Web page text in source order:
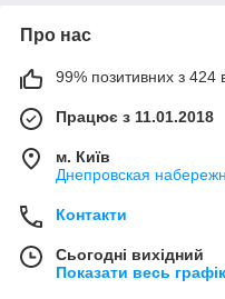
Про нас
99% позитивних з 424
Працює з 11.01.2018
м. Київ
Днепровская
Контакти
Сьогодні вихідний
Показати весь